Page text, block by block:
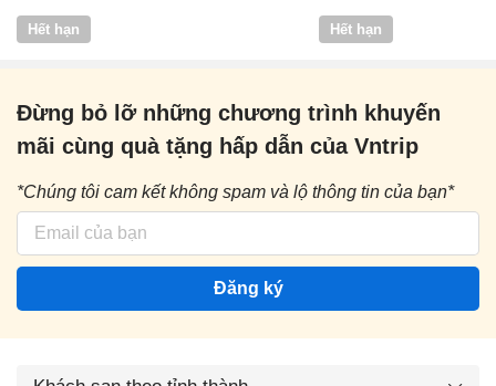
Vntrip
Hết hạn Hết hạn
Đừng bỏ lỡ những chương trình khuyến
mãi cùng quà tặng hấp dẫn của Vntrip
*Chúng tôi cam kết không spam và lộ thông tin của bạn*
Đăng ký